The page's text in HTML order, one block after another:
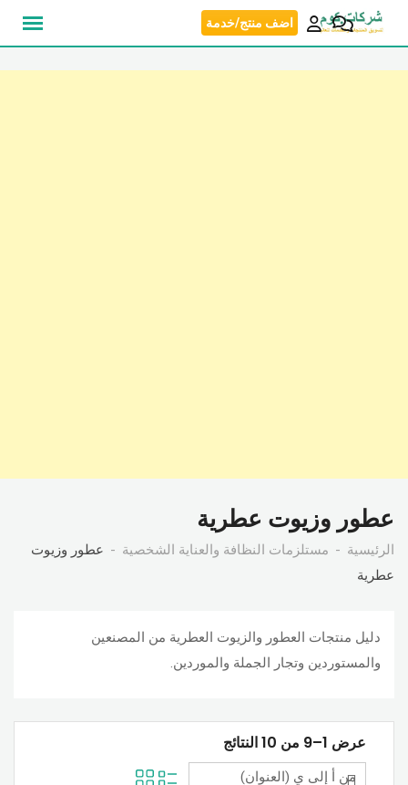
انتقل
اضف منتج/خدمة
عطور وزيوت عطرية
الرئيسية مستلزمات النظافة والعناية الشخصية
عطور وزيوت
عطرية
دليل منتجات العطور والزيوت العطرية من المصنعين
والمستوردين وتجار الجملة والموردين.
عرض 1–9 من 10 النتائج